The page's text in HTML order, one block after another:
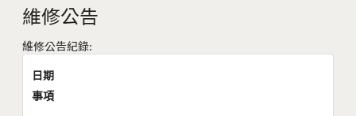
維修公告
維修公告紀錄:
日期
事項